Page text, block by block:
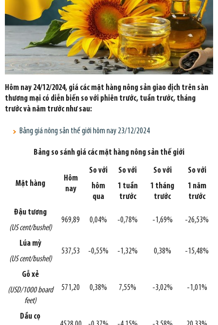
Hôm nay 24/12/2024, giá các mặt hàng nông sản giao dịch trên sàn
thương mại có diễn biến so với phiên trước, tuần trước, tháng
trước và năm trước như sau:
Bảng giá nông sản thế giới hôm nay 23/12/2024
Bảng so sánh giá các mặt hàng nông sản thế giới
Mặt hàng
Hôm
nay
So với
hôm
qua
So với
1 tuần
trước
So với
1 tháng
trước
So với
1 năm
trước
Đậu tương
(US cent/bushel)
969,89 0,04% -0,78% -1,69% -26,53%
Lúa mỳ
(US cent/bushel)
537,53 -0,55% -1,32% 0,38% -15,48%
Gỗ xẻ
(USD/1000 board
feet)
571,20 0,38% 7,55% -3,02% -1,01%
Dầu cọ